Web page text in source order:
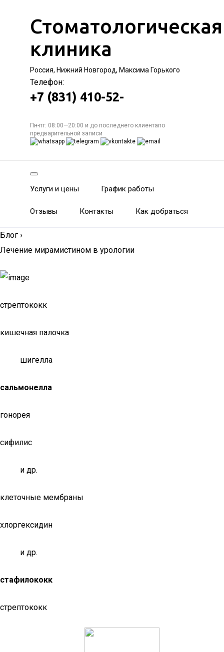
Стоматологическая
клиника
Россия, Нижний Новгород, Максима Горького
Телефон:
+7 (831) 410-52-
Пн-пт: 08:00—20:00 и до последнего клиентапо
предварительной записи
Услуги и цены График работы
Отзывы Контакты Как добраться
Блог ›
Лечение мирамистином в урологии
стрептококк
кишечная палочка
шигелла
сальмонелла
гонорея
сифилис
и др.
клеточные мембраны
хлоргексидин
и др.
стафилококк
стрептококк